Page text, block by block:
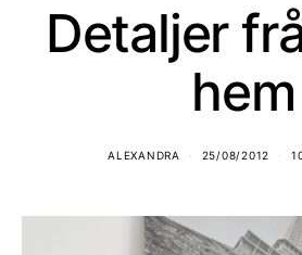
Detaljer
hem
ALEXANDRA 25/08/2012